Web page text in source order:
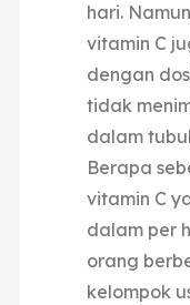
hari.
vitamin C
dengan
tidak
dalam
Berapa
vitamin C
dalam per
orang
kelompok